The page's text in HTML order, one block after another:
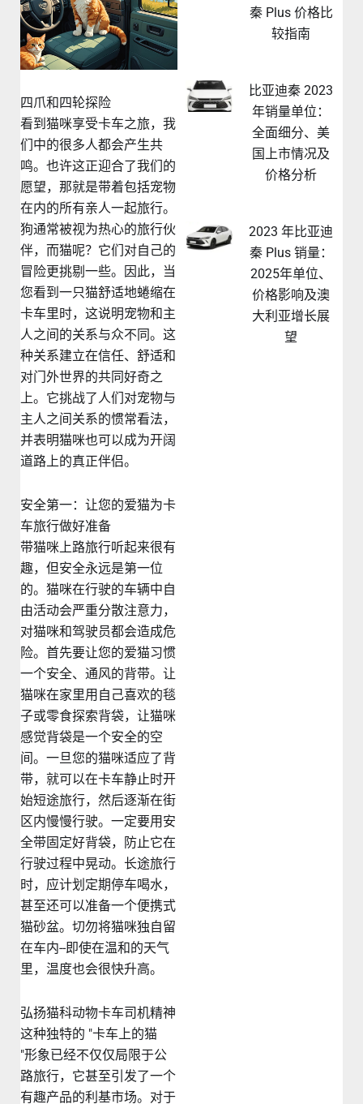
四爪和四轮探险
看到猫咪享受卡车之旅，我
们中的很多人都会产生共
鸣。也许这正迎合了我们的
愿望，那就是带着包括宠物
在内的所有亲人一起旅行。
狗通常被视为热心的旅行伙
伴，而猫呢？它们对自己的
冒险更挑剔一些。因此，当
您看到一只猫舒适地蜷缩在
卡车里时，这说明宠物和主
人之间的关系与众不同。这
种关系建立在信任、舒适和
对门外世界的共同好奇之
上。它挑战了人们对宠物与
主人之间关系的惯常看法，
并表明猫咪也可以成为开阔
道路上的真正伴侣。
安全第一：让您的爱猫为卡
车旅行做好准备
带猫咪上路旅行听起来很有
趣，但安全永远是第一位
的。猫咪在行驶的车辆中自
由活动会严重分散注意力，
对猫咪和驾驶员都会造成危
险。首先要让您的爱猫习惯
一个安全、通风的背带。让
猫咪在家里用自己喜欢的毯
子或零食探索背袋，让猫咪
感觉背袋是一个安全的空
间。一旦您的猫咪适应了背
带，就可以在卡车静止时开
始短途旅行，然后逐渐在街
区内慢慢行驶。一定要用安
全带固定好背袋，防止它在
行驶过程中晃动。长途旅行
时，应计划定期停车喝水，
甚至还可以准备一个便携式
猫砂盆。切勿将猫咪独自留
在车内--即使在温和的天气
里，温度也会很快升高。
弘扬猫科动物卡车司机精神
这种独特的 "卡车上的猫
"形象已经不仅仅局限于公
路旅行，它甚至引发了一个
有趣产品的利基市场。对于
秦 Plus 价格比
较指南
比亚迪秦 2023
年销量单位：
全面细分、美
国上市情况及
价格分析
2023 年比亚迪
秦 Plus 销量：
2025年单位、
价格影响及澳
大利亚增长展
望